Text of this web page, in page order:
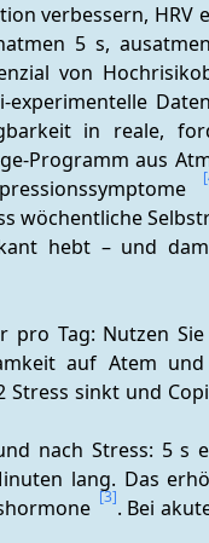
verbessern, HRV
5 s,
von
experimentelle
in reale,
Programm aus
hebt – und
pro Tag: Nutzen
auf Atem und
Stress sinkt und
nach Stress: 5 s
lang. Das
[3]. Bei